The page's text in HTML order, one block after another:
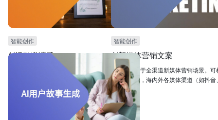
智能创作
AI活动邀请函
本模板可用于活动营销，特别是需要撰写活动邀请
函的场景。本模板提供AI自动撰写活动邀请函的模
板，可根据相关活动信息，自动生成个性化的活动
邀请函。可大大提高撰写活动邀请函的效率，大大
智能创作
AI新媒体营销文案
本模板可用于全渠道新媒体营销场景。
的产品亮点，海内外各媒体渠道（如抖音
Instagram等)的调性，自动生成适宜于各
调性的营销文案。